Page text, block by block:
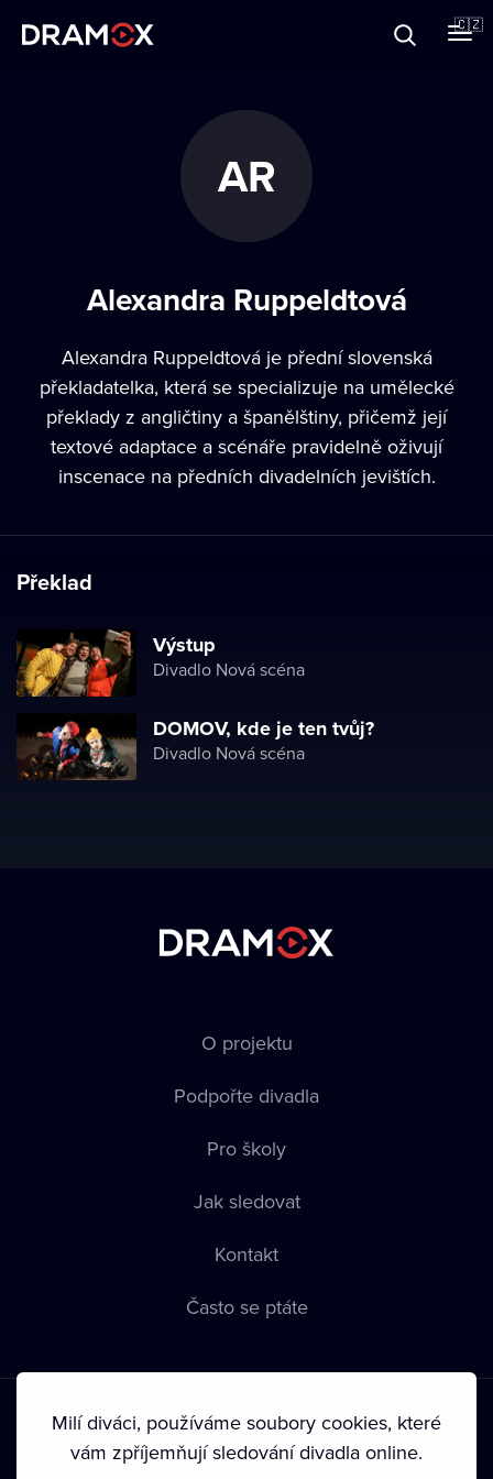
🇨🇿
AR
Alexandra Ruppeldtová
Alexandra Ruppeldtová je přední slovenská
překladatelka, která se specializuje na umělecké
překlady z angličtiny a španělštiny, přičemž její
textové adaptace a scénáře pravidelně oživují
inscenace na předních divadelních jevištích.
Překlad
Výstup
Divadlo Nová scéna
DOMOV, kde je ten tvůj?
Divadlo Nová scéna
O projektu
Podpořte divadla
Pro školy
Jak sledovat
Kontakt
Často se ptáte
Milí diváci, používáme soubory cookies, které
vám zpříjemňují sledování divadla online.